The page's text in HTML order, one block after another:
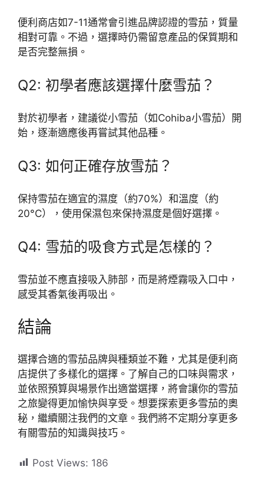
便利商店如7-11通常會引進品牌認證的雪茄，質量
相對可靠。不過，選擇時仍需留意產品的保質期和
是否完整無損。
Q2: 初學者應該選擇什麼雪茄？
對於初學者，建議從小雪茄（如Cohiba小雪茄）開
始，逐漸適應後再嘗試其他品種。
Q3: 如何正確存放雪茄？
保持雪茄在適宜的濕度（約70%）和溫度（約
20°C），使用保濕包來保持濕度是個好選擇。
Q4: 雪茄的吸食方式是怎樣的？
雪茄並不應直接吸入肺部，而是將煙霧吸入口中，
感受其香氣後再吸出。
結論
選擇合適的雪茄品牌與種類並不難，尤其是便利商
店提供了多樣化的選擇。了解自己的口味與需求，
並依照預算與場景作出適當選擇，將會讓你的雪茄
之旅變得更加愉快與享受。想要探索更多雪茄的奧
秘，繼續關注我們的文章。我們將不定期分享更多
有關雪茄的知識與技巧。
Post Views: 186